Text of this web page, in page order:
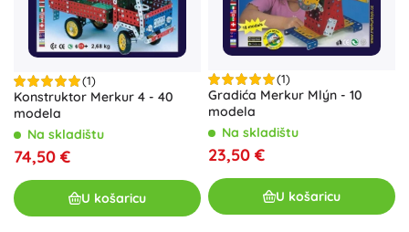
(1)
Konstruktor Merkur 4 - 40
modela
Na skladištu
74,50 €
U košaricu
(1)
Gradića Merkur Mlýn - 10
modela
Na skladištu
23,50 €
U košaricu